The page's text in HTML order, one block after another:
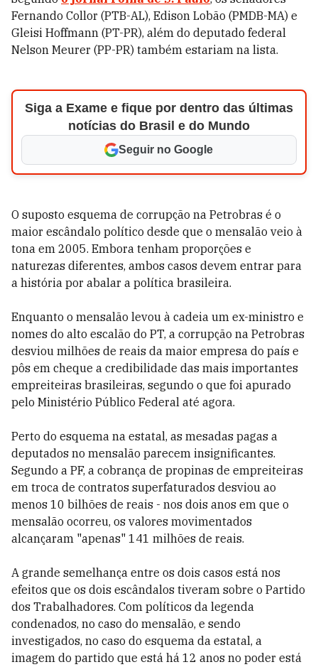
Fernando Collor (PTB-AL), Edison Lobão (PMDB-MA) e
Gleisi Hoffmann (PT-PR), além do deputado federal
Nelson Meurer (PP-PR) também estariam na lista.
Siga a Exame e fique por dentro das últimas
notícias do Brasil e do Mundo
Seguir no Google
O suposto esquema de corrupção na Petrobras é o
maior escândalo político desde que o mensalão veio à
tona em 2005. Embora tenham proporções e
naturezas diferentes, ambos casos devem entrar para
a história por abalar a política brasileira.
Enquanto o mensalão levou à cadeia um ex-ministro e
nomes do alto escalão do PT, a corrupção na Petrobras
desviou milhões de reais da maior empresa do país e
pôs em cheque a credibilidade das mais importantes
empreiteiras brasileiras, segundo o que foi apurado
pelo Ministério Público Federal até agora.
Perto do esquema na estatal, as mesadas pagas a
deputados no mensalão parecem insignificantes.
Segundo a PF, a cobrança de propinas de empreiteiras
em troca de contratos superfaturados desviou ao
menos 10 bilhões de reais - nos dois anos em que o
mensalão ocorreu, os valores movimentados
alcançaram "apenas" 141 milhões de reais.
A grande semelhança entre os dois casos está nos
efeitos que os dois escândalos tiveram sobre o Partido
dos Trabalhadores. Com políticos da legenda
condenados, no caso do mensalão, e sendo
investigados, no caso do esquema da estatal, a
imagem do partido que está há 12 anos no poder está